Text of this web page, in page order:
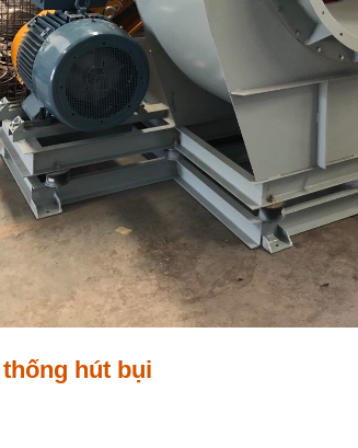
hút bụi